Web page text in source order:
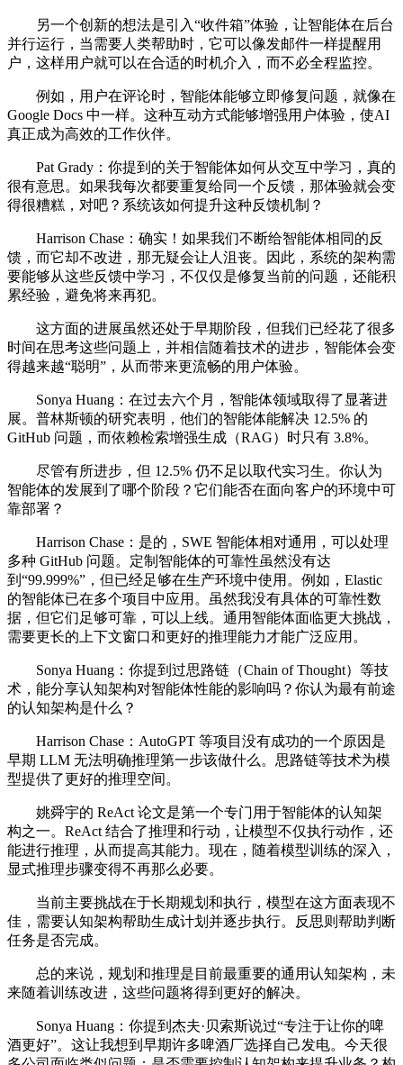
另一个创新的想法是引入“收件箱”体验，让智能体在后台
并行运行，当需要人类帮助时，它可以像发邮件一样提醒用
户，这样用户就可以在合适的时机介入，而不必全程监控。
例如，用户在评论时，智能体能够立即修复问题，就像在
Google Docs 中一样。这种互动方式能够增强用户体验，使AI
真正成为高效的工作伙伴。
Pat Grady：你提到的关于智能体如何从交互中学习，真的
很有意思。如果我每次都要重复给同一个反馈，那体验就会变
得很糟糕，对吧？系统该如何提升这种反馈机制？
Harrison Chase：确实！如果我们不断给智能体相同的反
馈，而它却不改进，那无疑会让人沮丧。因此，系统的架构需
要能够从这些反馈中学习，不仅仅是修复当前的问题，还能积
累经验，避免将来再犯。
这方面的进展虽然还处于早期阶段，但我们已经花了很多
时间在思考这些问题上，并相信随着技术的进步，智能体会变
得越来越“聪明”，从而带来更流畅的用户体验。
Sonya Huang：在过去六个月，智能体领域取得了显著进
展。普林斯顿的研究表明，他们的智能体能解决 12.5% 的
GitHub 问题，而依赖检索增强生成（RAG）时只有 3.8%。
尽管有所进步，但 12.5% 仍不足以取代实习生。你认为
智能体的发展到了哪个阶段？它们能否在面向客户的环境中可
靠部署？
Harrison Chase：是的，SWE 智能体相对通用，可以处理
多种 GitHub 问题。定制智能体的可靠性虽然没有达
到“99.999%”，但已经足够在生产环境中使用。例如，Elastic
的智能体已在多个项目中应用。虽然我没有具体的可靠性数
据，但它们足够可靠，可以上线。通用智能体面临更大挑战，
需要更长的上下文窗口和更好的推理能力才能广泛应用。
Sonya Huang：你提到过思路链（Chain of Thought）等技
术，能分享认知架构对智能体性能的影响吗？你认为最有前途
的认知架构是什么？
Harrison Chase：AutoGPT 等项目没有成功的一个原因是
早期 LLM 无法明确推理第一步该做什么。思路链等技术为模
型提供了更好的推理空间。
姚舜宇的 ReAct 论文是第一个专门用于智能体的认知架
构之一。ReAct 结合了推理和行动，让模型不仅执行动作，还
能进行推理，从而提高其能力。现在，随着模型训练的深入，
显式推理步骤变得不再那么必要。
当前主要挑战在于长期规划和执行，模型在这方面表现不
佳，需要认知架构帮助生成计划并逐步执行。反思则帮助判断
任务是否完成。
总的来说，规划和推理是目前最重要的通用认知架构，未
来随着训练改进，这些问题将得到更好的解决。
Sonya Huang：你提到杰夫·贝索斯说过“专注于让你的啤
酒更好”。这让我想到早期许多啤酒厂选择自己发电。今天很